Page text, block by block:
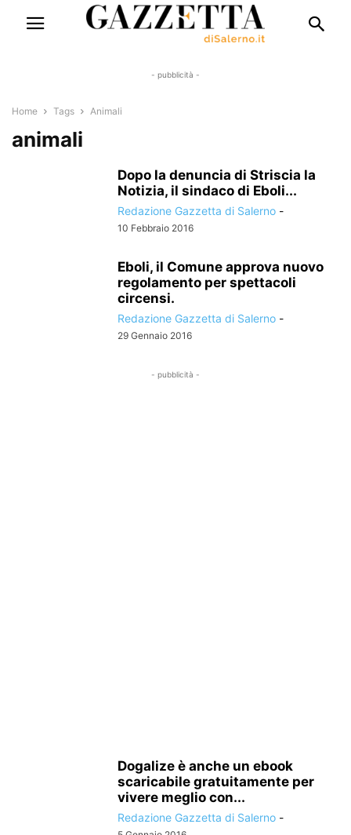
- pubblicità -
Home Tags Animali
animali
Dopo la denuncia di Striscia la
Notizia, il sindaco di Eboli...
Redazione Gazzetta di Salerno -
10 Febbraio 2016
Eboli, il Comune approva nuovo
regolamento per spettacoli
circensi.
Redazione Gazzetta di Salerno -
29 Gennaio 2016
- pubblicità -
Dogalize è anche un ebook
scaricabile gratuitamente per
vivere meglio con...
Redazione Gazzetta di Salerno -